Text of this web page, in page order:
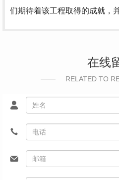
们期待着该工程取得的成就，
在线
RELATED TO